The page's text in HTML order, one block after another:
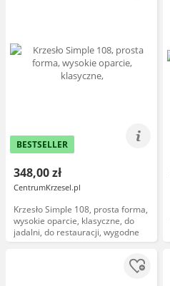
BESTSELLER
348,00 zł
CentrumKrzesel.pl
Krzesło Simple 108, prosta forma,
wysokie oparcie, klasyczne, do
jadalni, do restauracji, wygodne